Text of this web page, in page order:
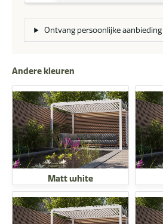
cm
aantal
Ontvang persoonlijke aanbieding
Andere kleuren
Matt white